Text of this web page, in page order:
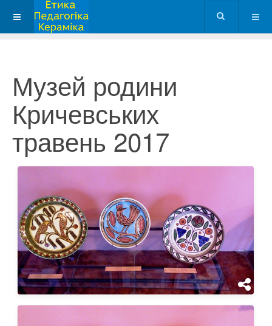
Музей родини
Кричевських
травень 2017